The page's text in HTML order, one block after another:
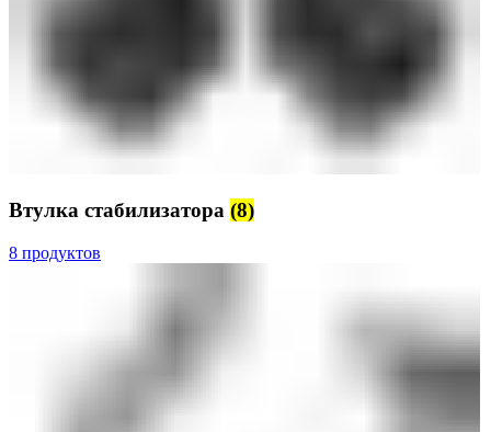
Втулка стабилизатора (8)
8 продуктов